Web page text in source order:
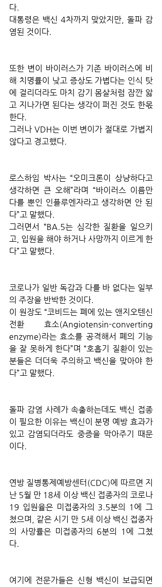
다.
대통령은 백신 4차까지 맞았지만, 돌파 감
염된 것이다.
또한 변이 바이러스가 기존 바이러스에 비
해 치명률이 낮고 증상도 가볍다는 인식 탓
에 걸리더라도 마치 감기 몸살처럼 잠깐 앓
고 지나가면 된다는 생각이 퍼진 것도 한몫
한다.
그러나 VDH는 이번 변이가 절대로 가볍지
않다고 경고했다.
로스하임 박사는 “오미크론이 상냥하다고
생각하면 큰 오해”라며 “바이러스 이름만
다를 뿐인 인플루엔자라고 생각하면 안 된
다”고 말했다.
그러면서 “BA.5는 심각한 질환을 일으키
고, 입원을 해야 하거나 사망까지 이르게 한
다”고 말했다.
코로나가 일반 독감과 다를 바 없다는 일부
의 주장을 반박한 것이다.
이 원장도 “코비드는 폐에 있는 앤지오텐신
전환 효소(Angiotensin-converting
enzyme)라는 효소를 공격해서 폐의 기능
을 잘 못하게 한다”며 “호흡기 질환이 있는
분들은 더더욱 주의하고 백신을 맞아야 한
다”고 말했다.
돌파 감염 사례가 속출하는데도 백신 접종
이 필요한 이유는 백신이 분명 예방 효과가
있고 감염되더라도 중증을 막아주기 때문
이다.
연방 질병통제예방센터(CDC)에 따르면 지
난 5월 만 18세 이상 백신 접종자의 코로나
19 입원율은 미접종자의 3.5분의 1에 그
쳤으며, 같은 시기 만 5세 이상 백신 접종자
의 사망률은 미접종자의 6분의 1에 그쳤
다.
여기에 전문가들은 신형 백신이 보급되면